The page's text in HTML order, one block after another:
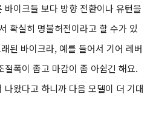
바이크들 보다 방향 전환이나 유턴을
확실히 명불허전이라고 할 수가 있
된 바이크라, 예를 들어서 기어 레버
절폭이 좁고 마감이 좀 아쉽긴 해요.
왔다고 하니까 다음 모델이 더 기대